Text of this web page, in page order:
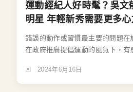
運動經紀人好時髦？吳文
明星 年輕新秀需要更多
錯誤的動作或習慣最主要的問題在
在政府推廣提倡運動的風氣下，有
2024年6月16日